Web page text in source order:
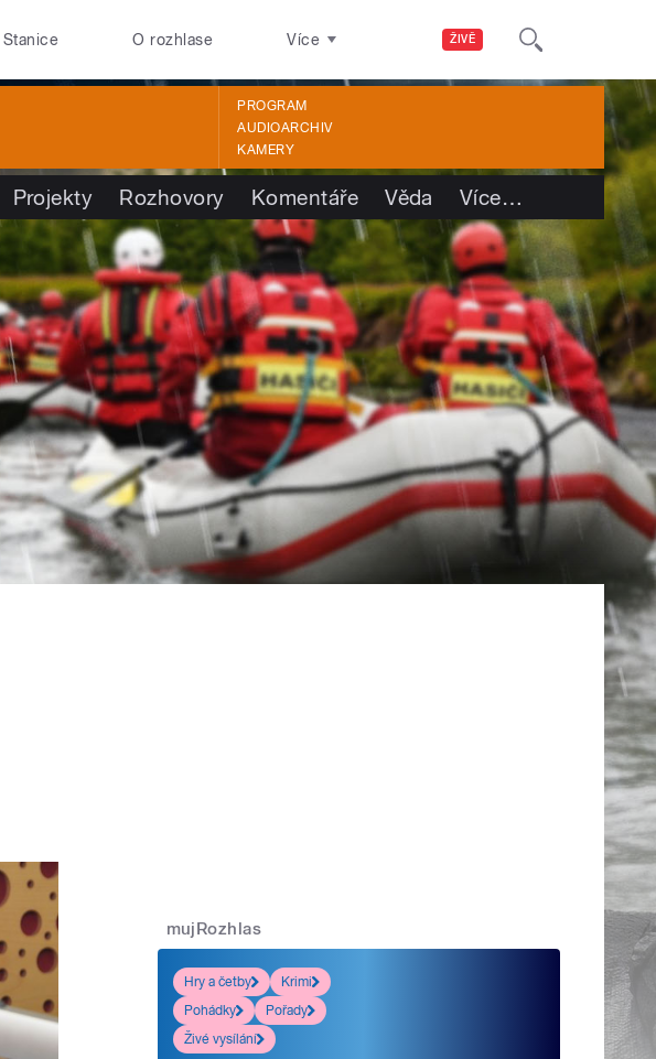
ŽIVĚ
Stanice O rozhlase Více
PROGRAM
AUDIOARCHIV
KAMERY
Projekty Rozhovory Komentáře Věda Více…
mujRozhlas
Hry a četby
Krimi
Pohádky
Pořady
Živé vysílání